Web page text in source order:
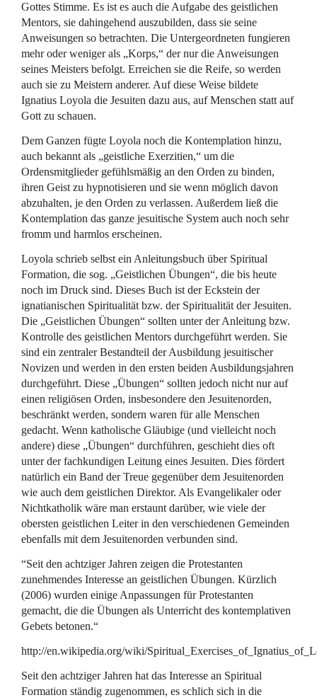
Gottes Stimme. Es ist es auch die Aufgabe des geistlichen
Mentors, sie dahingehend auszubilden, dass sie seine
Anweisungen so betrachten. Die Untergeordneten fungieren
mehr oder weniger als „Korps,“ der nur die Anweisungen
seines Meisters befolgt. Erreichen sie die Reife, so werden
auch sie zu Meistern anderer. Auf diese Weise bildete
Ignatius Loyola die Jesuiten dazu aus, auf Menschen statt auf
Gott zu schauen.
Dem Ganzen fügte Loyola noch die Kontemplation hinzu,
auch bekannt als „geistliche Exerzitien,“ um die
Ordensmitglieder gefühlsmäßig an den Orden zu binden,
ihren Geist zu hypnotisieren und sie wenn möglich davon
abzuhalten, je den Orden zu verlassen. Außerdem ließ die
Kontemplation das ganze jesuitische System auch noch sehr
fromm und harmlos erscheinen.
Loyola schrieb selbst ein Anleitungsbuch über Spiritual
Formation, die sog. „Geistlichen Übungen“, die bis heute
noch im Druck sind. Dieses Buch ist der Eckstein der
ignatianischen Spiritualität bzw. der Spiritualität der Jesuiten.
Die „Geistlichen Übungen“ sollten unter der Anleitung bzw.
Kontrolle des geistlichen Mentors durchgeführt werden. Sie
sind ein zentraler Bestandteil der Ausbildung jesuitischer
Novizen und werden in den ersten beiden Ausbildungsjahren
durchgeführt. Diese „Übungen“ sollten jedoch nicht nur auf
einen religiösen Orden, insbesondere den Jesuitenorden,
beschränkt werden, sondern waren für alle Menschen
gedacht. Wenn katholische Gläubige (und vielleicht noch
andere) diese „Übungen“ durchführen, geschieht dies oft
unter der fachkundigen Leitung eines Jesuiten. Dies fördert
natürlich ein Band der Treue gegenüber dem Jesuitenorden
wie auch dem geistlichen Direktor. Als Evangelikaler oder
Nichtkatholik wäre man erstaunt darüber, wie viele der
obersten geistlichen Leiter in den verschiedenen Gemeinden
ebenfalls mit dem Jesuitenorden verbunden sind.
“Seit den achtziger Jahren zeigen die Protestanten
zunehmendes Interesse an geistlichen Übungen. Kürzlich
(2006) wurden einige Anpassungen für Protestanten
gemacht, die die Übungen als Unterricht des kontemplativen
Gebets betonen.“
http://en.wikipedia.org/wiki/
Seit den achtziger Jahren hat das Interesse an Spiritual
Formation ständig zugenommen, es schlich sich in die